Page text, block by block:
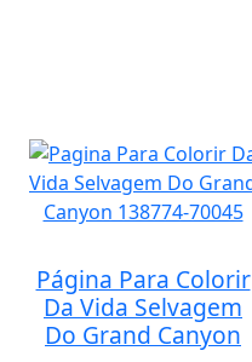
Página Para Colorir
Da Vida Selvagem
Do Grand Canyon